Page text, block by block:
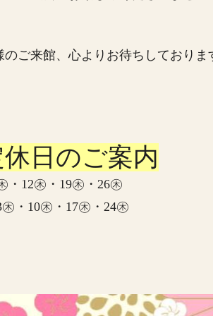
のご来館、心よりお待ちしておりま
休日のご案内
・12㊍・19㊍・26㊍
㊍・10㊍・17㊍・24㊍